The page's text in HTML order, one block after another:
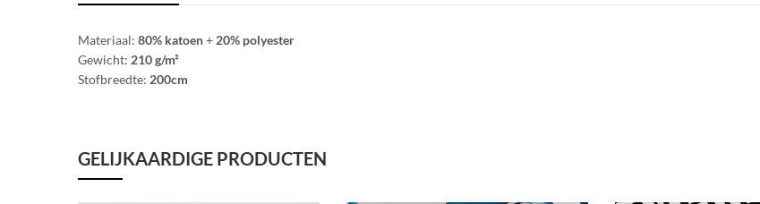
Materiaal: 80% katoen+ 20% polyester
Gewicht: 210 g/m²
Stofbreedte: 200cm
GELIJKAARDIGE PRODUCTEN